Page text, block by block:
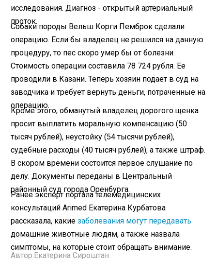
исследования. Диагноз - открытый артериальный
проток.
Собаки породы Вельш Корги Пемброк сделали
операцию. Если бы владелец не решился на данную
процедуру, то пес скоро умер бы от болезни.
Стоимость операции составила 78 724 рубля. Ее
проводили в Казани. Теперь хозяин подает в суд на
заводчика и требует вернуть деньги, потраченные на
операцию.
Кроме этого, обманутый владелец дорогого щенка
просит выплатить моральную компенсацию (50
тысяч рублей), неустойку (54 тысячи рублей),
судебные расходы (40 тысяч рублей), а также штраф.
В скором времени состоится первое слушание по
делу. Документы переданы в Центральный
районный суд города Оренбурга.
Ранее эксперт портала телемедицинских
консультаций Arimed Екатерина Курбатова
рассказала, какиезаболевания могут передавать
домашние животные людям, а также назвала
симптомы, на которые стоит обращать внимание.
Автор:Екатерина Сироштан